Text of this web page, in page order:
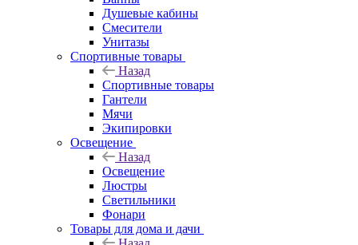
Душевые кабины
Смесители
Унитазы
Спортивные товары
Назад
Спортивные товары
Гантели
Мячи
Экипировки
Освещение
Назад
Освещение
Люстры
Светильники
Фонари
Товары для дома и дачи